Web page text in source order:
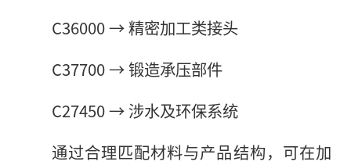
C36000 → 精密加工类接头
C37700 → 锻造承压部件
C27450 → 涉水及环保系统
通过合理匹配材料与产品结构，可在加